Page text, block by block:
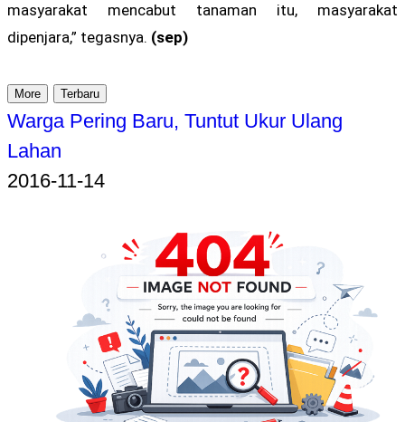
masyarakat mencabut tanaman itu, masyarakat
dipenjara,” tegasnya. (sep)
More Terbaru
Warga Pering Baru, Tuntut Ukur Ulang
Lahan
2016-11-14